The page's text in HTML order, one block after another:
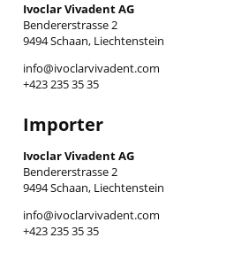
Ivoclar Vivadent AG
Bendererstrasse 2
9494 Schaan, Liechtenstein
info@ivoclarvivadent.com
+423 235 35 35
Importer
Ivoclar Vivadent AG
Bendererstrasse 2
9494 Schaan, Liechtenstein
info@ivoclarvivadent.com
+423 235 35 35